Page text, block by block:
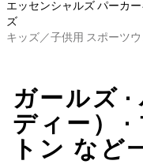
エッセンシャルズ パーカー
ズ
キッズ／子供用 スポーツウ
ガールズ
ディー） •
トン など